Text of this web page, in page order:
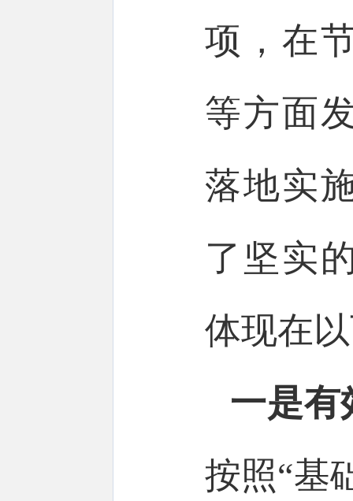
项，在
等方面
落地实
了坚实
体现在
一是有
按照“基